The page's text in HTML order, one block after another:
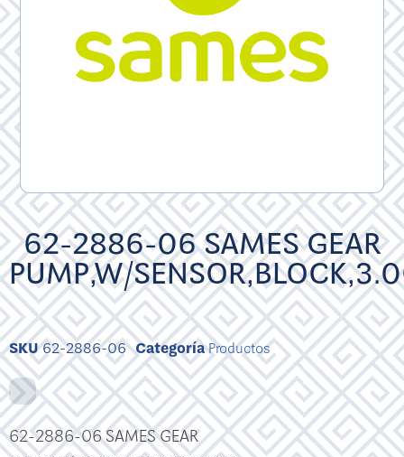
62-2886-06 SAMES GEAR
PUMP,W/
SKU62-2886-06 CategoríaProductos
62-2886-06 SAMES GEAR